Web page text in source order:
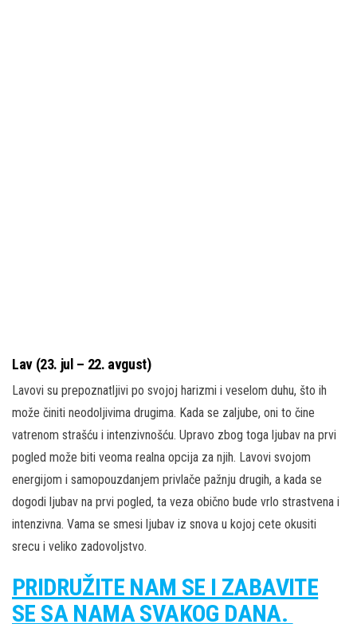
Lav (23. jul – 22. avgust)
Lavovi su prepoznatljivi po svojoj harizmi i veselom duhu, što ih
može činiti neodoljivima drugima. Kada se zaljube, oni to čine
vatrenom strašću i intenzivnošću. Upravo zbog toga ljubav na prvi
pogled može biti veoma realna opcija za njih. Lavovi svojom
energijom i samopouzdanjem privlače pažnju drugih, a kada se
dogodi ljubav na prvi pogled, ta veza obično bude vrlo strastvena i
intenzivna. Vama se smesi ljubav iz snova u kojoj cete okusiti
srecu i veliko zadovoljstvo.
PRIDRUŽITE NAM SE I ZABAVITE
SE SA NAMA SVAKOG DANA.